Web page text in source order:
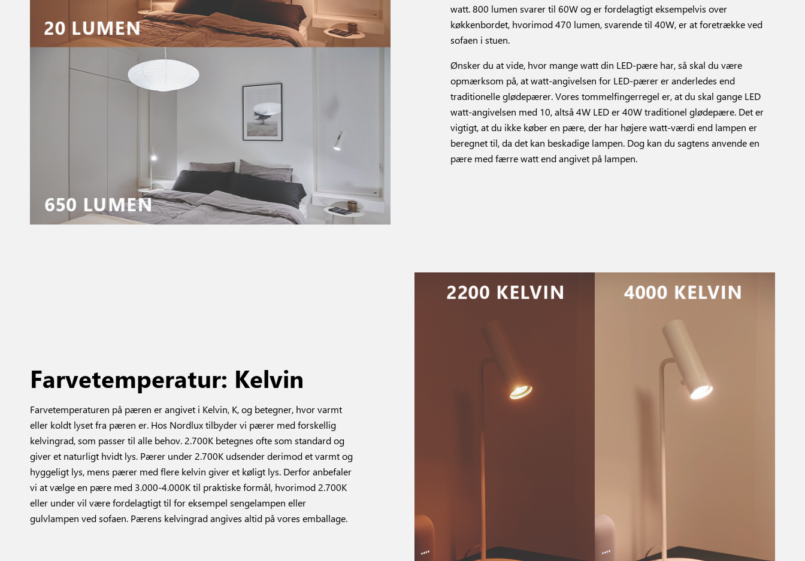
watt. 800 lumen svarer til 60W og er fordelagtigt eksempelvis over
køkkenbordet, hvorimod 470 lumen, svarende til 40W, er at foretrække ved
sofaen i stuen.
Ønsker du at vide, hvor mange watt din LED-pære har, så skal du være
opmærksom på, at watt-angivelsen for LED-pærer er anderledes end
traditionelle glødepærer. Vores tommelfingerregel er, at du skal gange LED
watt-angivelsen med 10, altså 4W LED er 40W traditionel glødepære. Det er
vigtigt, at du ikke køber en pære, der har højere watt-værdi end lampen er
beregnet til, da det kan beskadige lampen. Dog kan du sagtens anvende en
pære med færre watt end angivet på lampen.
Farvetemperatur: Kelvin
Farvetemperaturen på pæren er angivet i Kelvin, K, og betegner, hvor varmt
eller koldt lyset fra pæren er. Hos Nordlux tilbyder vi pærer med forskellig
kelvingrad, som passer til alle behov. 2.700K betegnes ofte som standard og
giver et naturligt hvidt lys. Pærer under 2.700K udsender derimod et varmt og
hyggeligt lys, mens pærer med flere kelvin giver et køligt lys. Derfor anbefaler
vi at vælge en pære med 3.000-4.000K til praktiske formål, hvorimod 2.700K
eller under vil være fordelagtigt til for eksempel sengelampen eller
gulvlampen ved sofaen. Pærens kelvingrad angives altid på vores emballage.